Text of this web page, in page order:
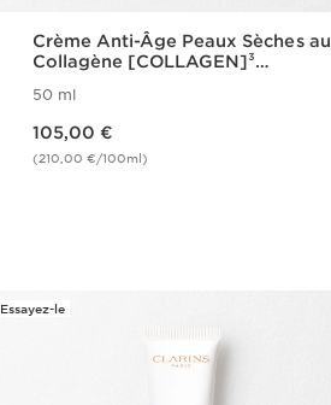
Crème Anti-Âge Peaux Sèches au
Collagène [COLLAGEN]³
50 ml
105,00 €
(210,00 €/100ml)
Essayez-le